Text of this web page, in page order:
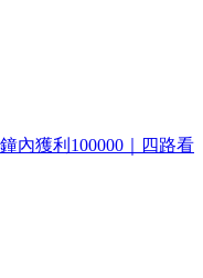
內獲利100000｜四路看